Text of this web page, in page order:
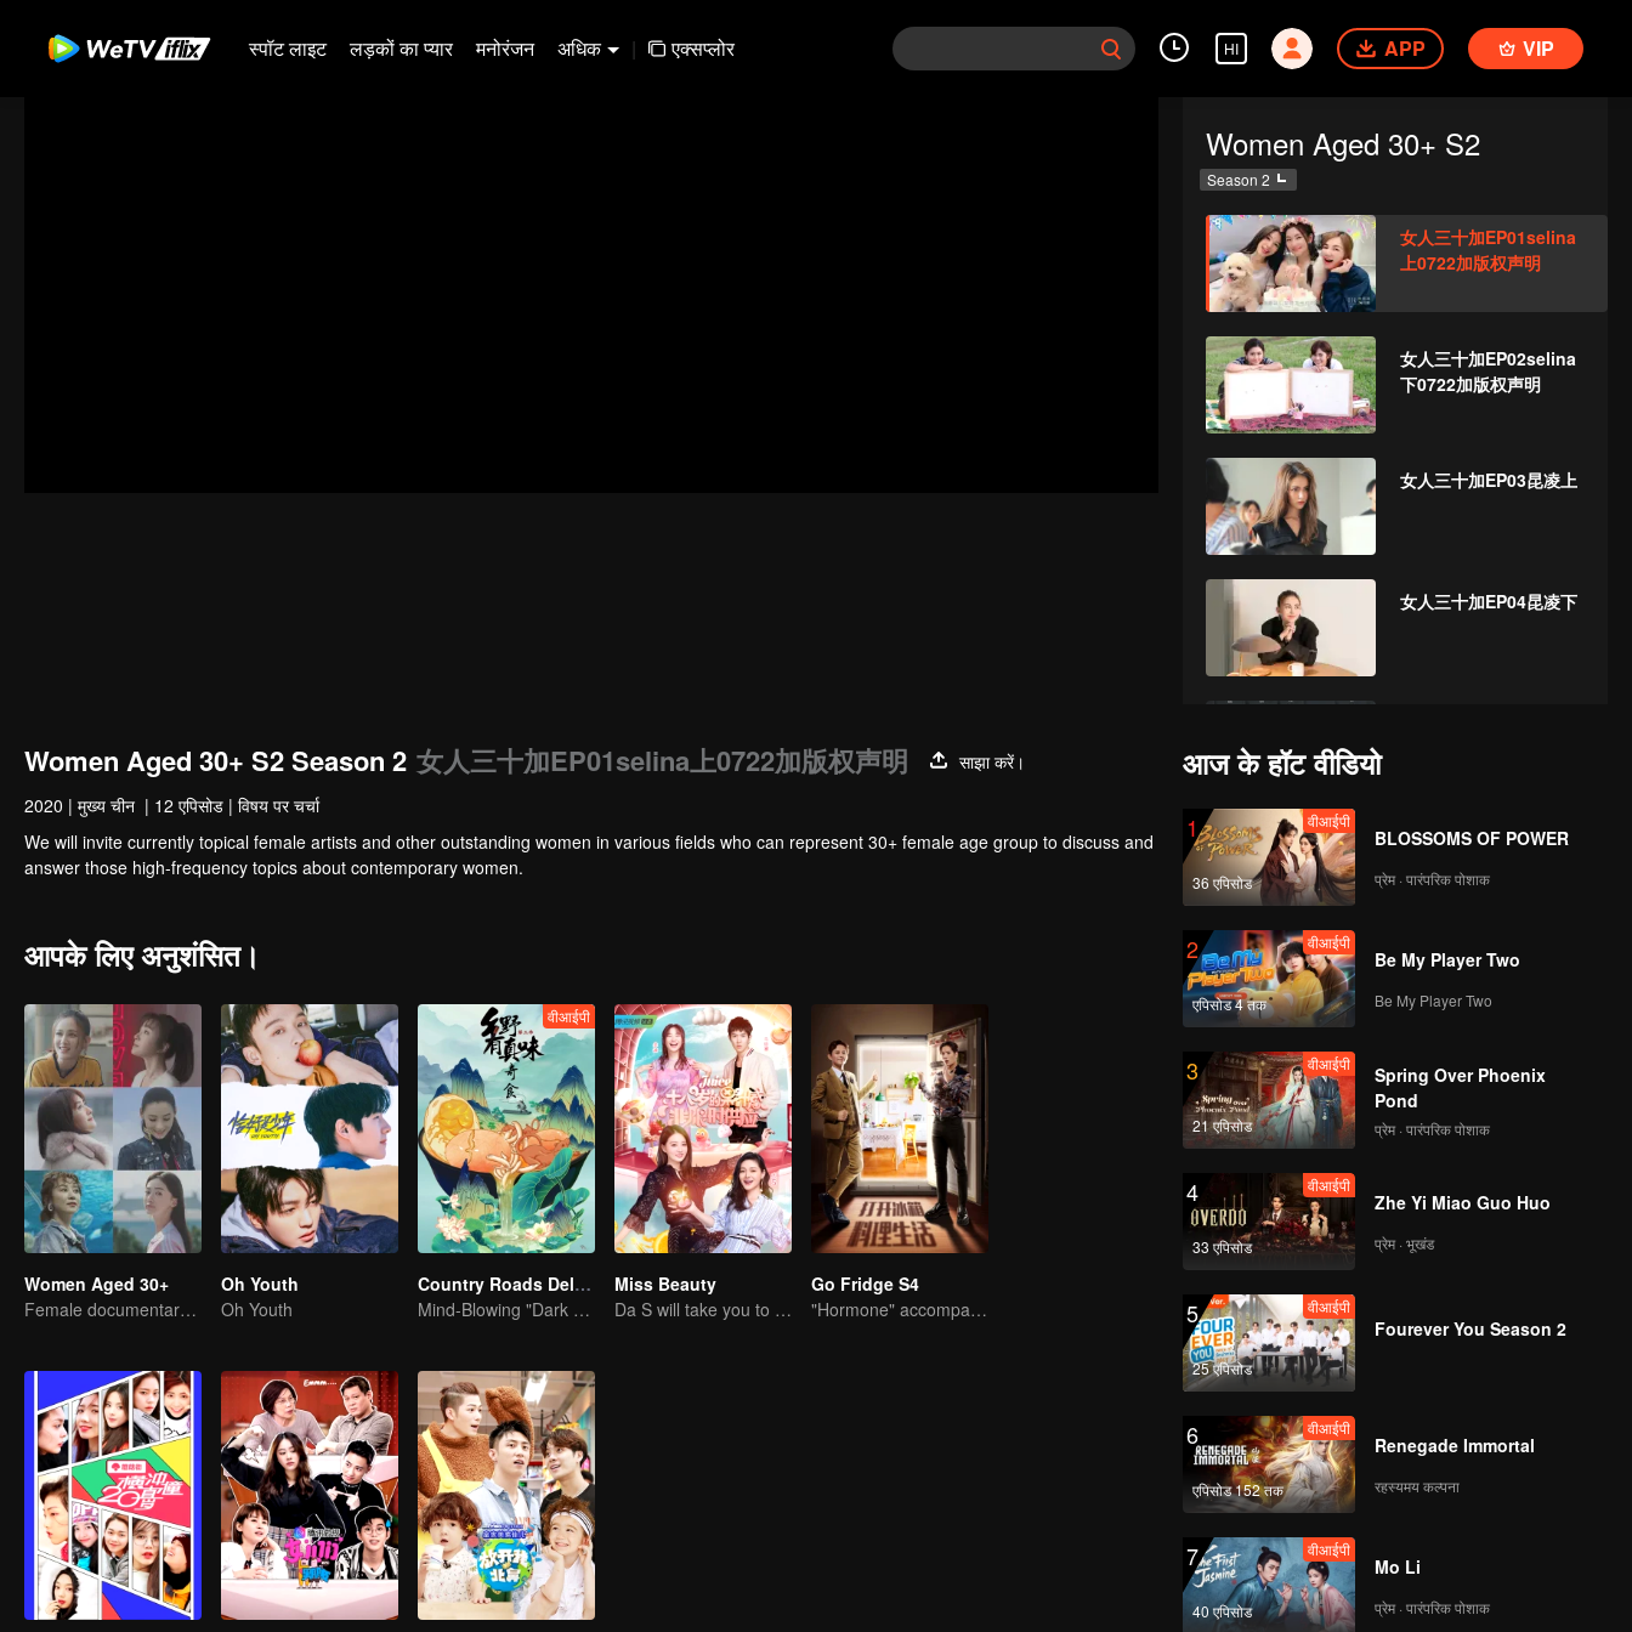
स्पॉट लाइट लड़कों का प्यार मनोरंजन अधिक | एक्सप्लोर HI APP VIP
Women Aged 30+ S2
Season 2
女人三十加EP01selina
上0722加版权声明
女人三十加EP02selina
下0722加版权声明
女人三十加EP03昆凌上
女人三十加EP04昆凌下
女人三十加ep06江疏影
下
女人三十加ep07杨天真
上
女人三十加ep08杨天真
下
ep09
ep10
ep11
ep12
Women Aged 30+ S2 Season 2 女人三十加EP01selina上0722加版权声明
साझा करें।
2020 | मुख्य चीन | 12 एपिसोड | विषय पर चर्चा
We will invite currently topical female artists and other outstanding women in various fields who can represent 30+ female age group to discuss and
answer those high-frequency topics about contemporary women.
आपके लिए अनुशंसित।
Women Aged 30+
Female documentary talk show
Oh Youth
Oh Youth
वीआईपी
Country Roads Delicious Foods 3
Mind-Blowing "Dark Cuisine" That Defies Taste Buds
Miss Beauty
Da S will take you to reveal the beauty Tips of actresses
Go Fridge S4
"Hormone" accompanies you to dinner
आज के हॉट वीडियो
1
36 एपिसोड
वीआईपी
BLOSSOMS OF POWER
प्रेम · पारंपरिक पोशाक
2
एपिसोड 4 तक
वीआईपी
Be My Player Two
Be My Player Two
3
21 एपिसोड
वीआईपी
Spring Over Phoenix
Pond
प्रेम · पारंपरिक पोशाक
4
33 एपिसोड
वीआईपी
Zhe Yi Miao Guo Huo
प्रेम · भूखंड
5
25 एपिसोड
वीआईपी
Fourever You Season 2
6
एपिसोड 152 तक
वीआईपी
Renegade Immortal
रहस्यमय कल्पना
7
40 एपिसोड
वीआईपी
Mo Li
प्रेम · पारंपरिक पोशाक